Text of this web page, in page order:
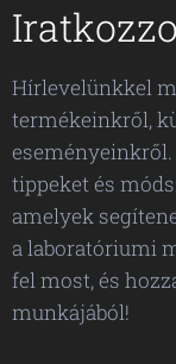
Hírlevelünkkel
termékeinkről,
tippeket és
amelyek
a laboratóriumi
fel most, és
munkájából!